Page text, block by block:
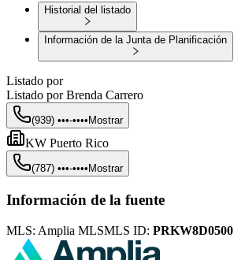
Historial del listado
Información de la Junta de Planificación
Listado por
Listado por Brenda Carrero
(939) •••-•••• Mostrar
KW Puerto Rico
(787) •••-•••• Mostrar
Información de la fuente
MLS: Amplia MLSMLS ID: PRKW8D0500